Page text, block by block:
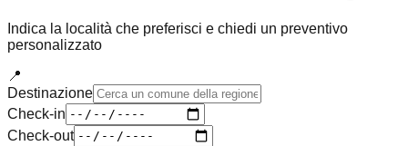
Indica la località che preferisci e chiedi un preventivo
personalizzato
📍
Destinazione
Check-in
Check-out